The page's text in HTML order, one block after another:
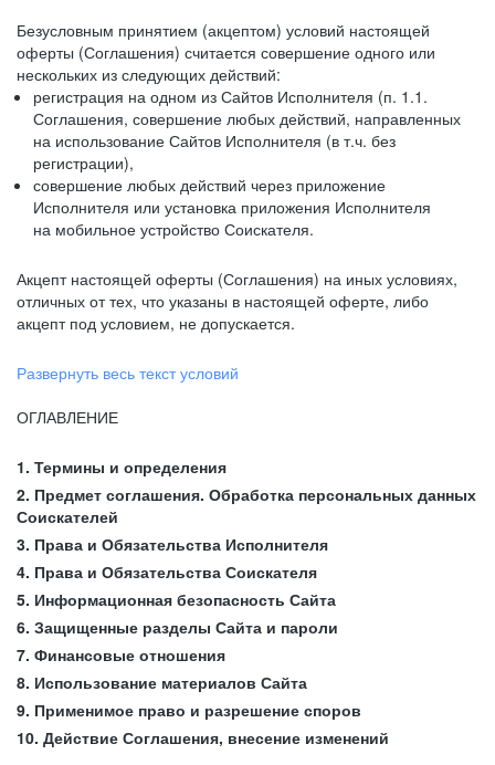
Безусловным принятием (акцептом) условий настоящей
оферты (Соглашения) считается совершение одного или
нескольких из следующих действий:
регистрация на одном из Сайтов Исполнителя (п. 1.1.
Соглашения, совершение любых действий, направленных
на использование Сайтов Исполнителя (в т.ч. без
регистрации),
совершение любых действий через приложение
Исполнителя или установка приложения Исполнителя
на мобильное устройство Соискателя.
Акцепт настоящей оферты (Соглашения) на иных условиях,
отличных от тех, что указаны в настоящей оферте, либо
акцепт под условием, не допускается.
Развернуть весь текст условий
ОГЛАВЛЕНИЕ
1. Термины и определения
2. Предмет соглашения. Обработка персональных данных
Соискателей
3. Права и Обязательства Исполнителя
4. Права и Обязательства Соискателя
5. Информационная безопасность Сайта
6. Защищенные разделы Сайта и пароли
7. Финансовые отношения
8. Использование материалов Сайта
9. Применимое право и разрешение споров
10. Действие Соглашения, внесение изменений